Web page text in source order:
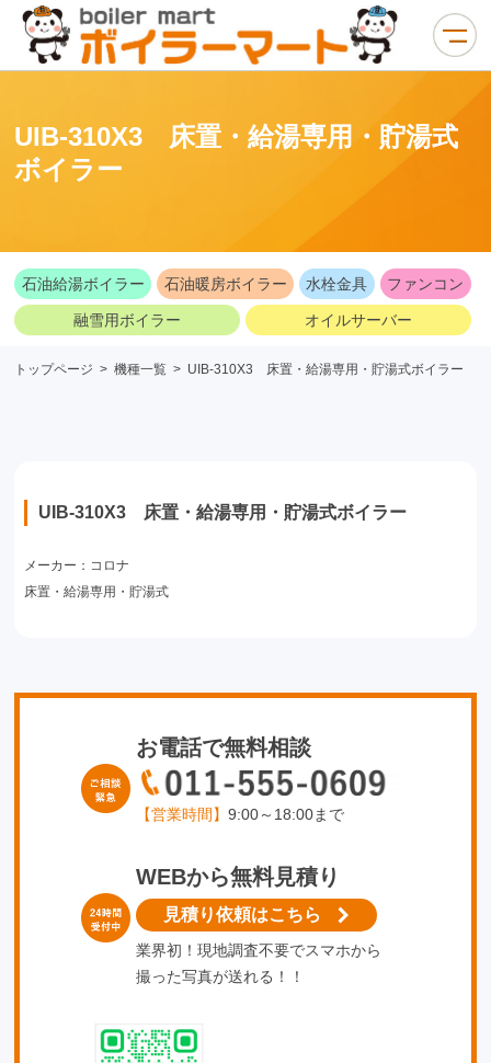
UIB-310X3 床置・給湯専用・貯湯式
ボイラー
石油給湯ボイラー 石油暖房ボイラー 水栓金具 ファンコン
融雪用ボイラー オイルサーバー
トップページ > 機種一覧 > UIB-310X3 床置・給湯専用・貯湯式ボイラー
UIB-310X3 床置・給湯専用・貯湯式ボイラー
メーカー：コロナ
床置・給湯専用・貯湯式
お電話で無料相談
【営業時間】 9:00～18:00まで
WEBから無料見積り
見積り依頼はこちら
業界初！現地調査不要でスマホから
撮った写真が送れる！！